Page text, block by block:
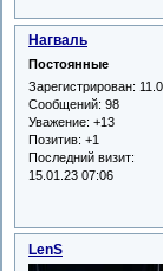
Нагваль
Постоянные
Зарегистрирован:
Сообщений: 98
Уважение: +13
Позитив: +1
Последний визит:
15.01.23 07:06
LenS